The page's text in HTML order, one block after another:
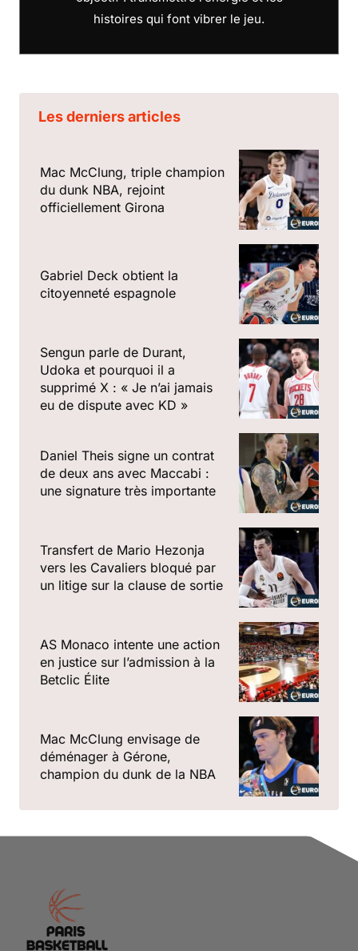
histoires qui font vibrer le jeu.
Les derniers articles
Mac McClung, triple champion
du dunk NBA, rejoint
officiellement Girona
Gabriel Deck obtient la
citoyenneté espagnole
Sengun parle de Durant,
Udoka et pourquoi il a
supprimé X : « Je n’ai jamais
eu de dispute avec KD »
Daniel Theis signe un contrat
de deux ans avec Maccabi :
une signature très importante
Transfert de Mario Hezonja
vers les Cavaliers bloqué par
un litige sur la clause de sortie
AS Monaco intente une action
en justice sur l’admission à la
Betclic Élite
Mac McClung envisage de
déménager à Gérone,
champion du dunk de la NBA